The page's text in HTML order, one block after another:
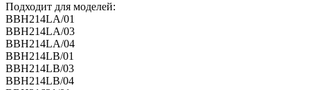
Подходит для моделей:
BBH214LA/01
BBH214LA/03
BBH214LA/04
BBH214LB/01
BBH214LB/03
BBH214LB/04